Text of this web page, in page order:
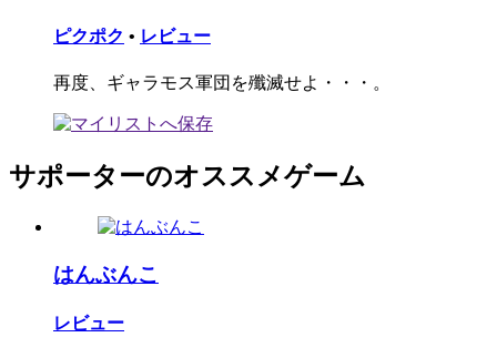
ピクポク • レビュー
再度、ギャラモス軍団を殲滅せよ・・・。
サポーターのオススメゲーム
はんぶんこ
レビュー